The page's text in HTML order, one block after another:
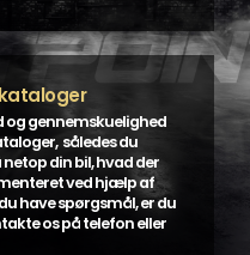
og gennemskuelighed
således du
din bil, hvad der
ved hjælp af
have spørgsmål, er du
os på telefon eller